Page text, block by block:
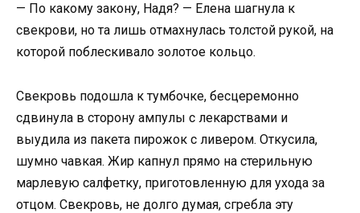
— По какому закону, Надя? — Елена шагнула к
свекрови, но та лишь отмахнулась толстой рукой, на
которой поблескивало золотое кольцо.
Свекровь подошла к тумбочке, бесцеремонно
сдвинула в сторону ампулы с лекарствами и
выудила из пакета пирожок с ливером. Откусила,
шумно чавкая. Жир капнул прямо на стерильную
марлевую салфетку, приготовленную для ухода за
отцом. Свекровь, не долго думая, сгребла эту